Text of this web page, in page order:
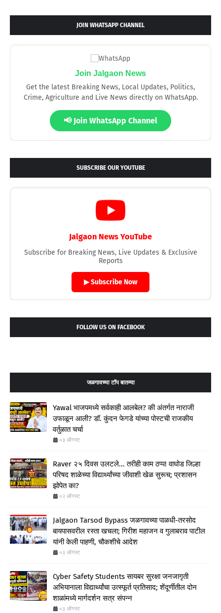
JOIN WHATSAPP CHANNEL
Join Jalgaon News
Get the latest Breaking News, Local Updates, Politics,
Crime, Agriculture and Live News directly on WhatsApp.
📢 Join WhatsApp Channel
SUBSCRIBE OUR YOUTUBE
Jalgaon News YouTube
Subscribe for Breaking News, Live Updates & Exclusive
Reports
▶ Subscribe Now
FOLLOW US ON FACEBOOK
जळगावच्या टॉप बातम्या
Yawal भाजपमध्ये सर्वकाही आलबेल? की अंतर्गत नाराजी
उफाळून आली? डॉ. कुंदन फेगडे यांच्या पोस्टची राजकीय
वर्तुळात चर्चा
०३ ऑगस्ट
Raver २५ दिवस उलटले... तरीही काम ठप्प! वाघोड जिल्हा
परिषद शाळेच्या विद्यार्थ्यांच्या जीवाशी खेळ सुरूच; प्रशासन
झोपेत का?
०२ ऑगस्ट
Jalgaon Tarsod Bypass जळगावच्या पाळधी-तरसोद
बायपासवरील रस्ता खचला; गिरीश महाजन व गुलाबराव पाटील
यांनी केली पाहणी, चौकशीचे आदेश
०३ ऑगस्ट
Cyber Safety Students सायबर सुरक्षा जनजागृती
अभियानाला विद्यार्थ्यांचा उत्स्फूर्त प्रतिसाद; शेंदूर्णीतील दोन
शाळांमध्ये मार्गदर्शन सत्र संपन्न
०३ ऑगस्ट